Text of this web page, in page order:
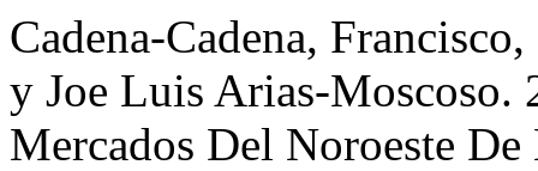
Cadena-Cadena,
y Joe Luis Arias-Moscoso.
Mercados Del Noroeste